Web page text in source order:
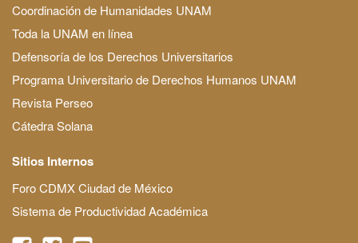
Coordinación de Humanidades UNAM
Toda la UNAM en línea
Defensoría de los Derechos Universitarios
Programa Universitario de Derechos Humanos UNAM
Revista Perseo
Cátedra Solana
Sitios Internos
Foro CDMX Ciudad de México
Sistema de Productividad Académica